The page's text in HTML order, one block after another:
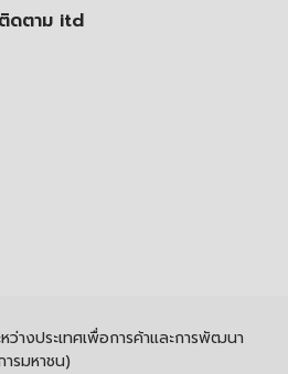
ติดตาม itd
างประเทศเพื่อการค้าและการพัฒนา
รมหาชน)